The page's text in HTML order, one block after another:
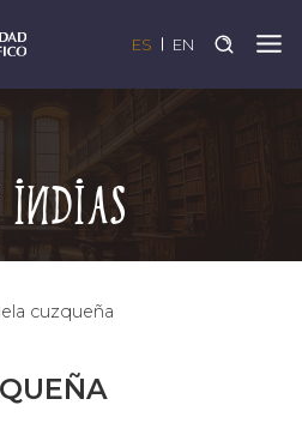
ES EN
Indias
cuzqueña